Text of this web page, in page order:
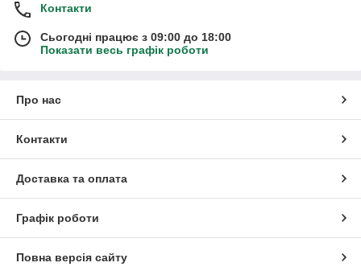
Контакти
Сьогодні працює з 09:00 до 18:00
Показати весь графік роботи
Про нас
Контакти
Доставка та оплата
Графік роботи
Повна версія сайту